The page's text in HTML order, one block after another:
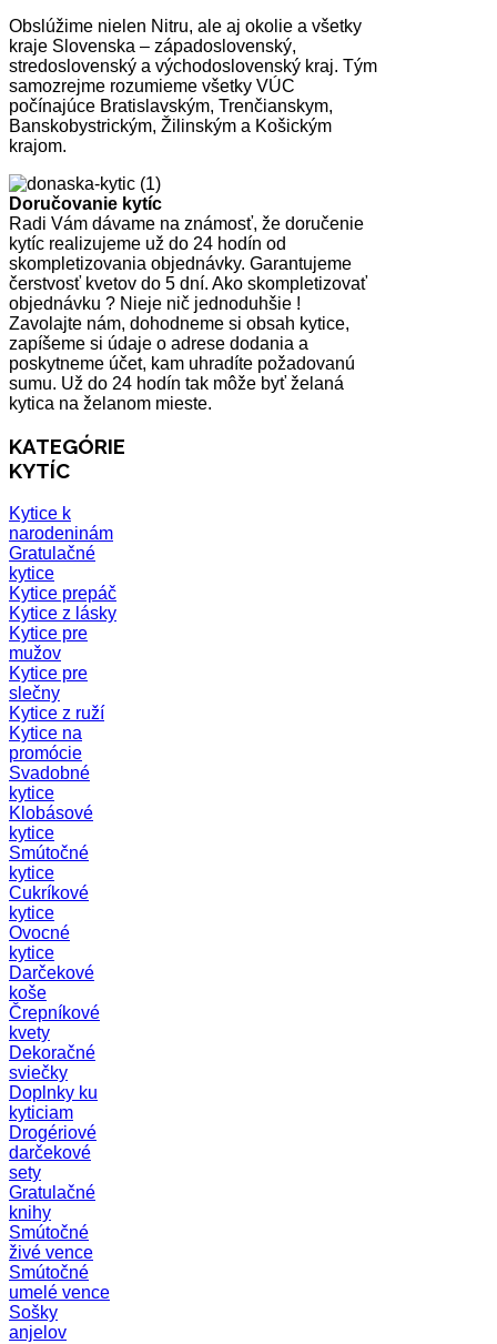
Obslúžime nielen Nitru, ale aj okolie a všetky
kraje Slovenska – západoslovenský,
stredoslovenský a východoslovenský kraj. Tým
samozrejme rozumieme všetky VÚC
počínajúce Bratislavským, Trenčianskym,
Banskobystrickým, Žilinským a Košickým
krajom.
Doručovanie kytíc
Radi Vám dávame na známosť, že doručenie
kytíc realizujeme už do 24 hodín od
skompletizovania objednávky. Garantujeme
čerstvosť kvetov do 5 dní. Ako skompletizovať
objednávku ? Nieje nič jednoduhšie !
Zavolajte nám, dohodneme si obsah kytice,
zapíšeme si údaje o adrese dodania a
poskytneme účet, kam uhradíte požadovanú
sumu. Už do 24 hodín tak môže byť želaná
kytica na želanom mieste.
KATEGÓRIE
KYTÍC
Kytice k
narodeninám
Gratulačné
kytice
Kytice prepáč
Kytice z lásky
Kytice pre
mužov
Kytice pre
slečny
Kytice z ruží
Kytice na
promócie
Svadobné
kytice
Klobásové
kytice
Smútočné
kytice
Cukríkové
kytice
Ovocné
kytice
Darčekové
koše
Črepníkové
kvety
Dekoračné
sviečky
Doplnky ku
kyticiam
Drogériové
darčekové
sety
Gratulačné
knihy
Smútočné
živé vence
Smútočné
umelé vence
Sošky
anjelov